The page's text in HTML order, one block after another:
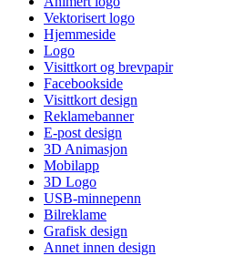
Vektorisert logo
Hjemmeside
Logo
Visittkort og brevpapir
Facebookside
Visittkort design
Reklamebanner
E-post design
3D Animasjon
Mobilapp
3D Logo
USB-minnepenn
Bilreklame
Grafisk design
Annet innen design